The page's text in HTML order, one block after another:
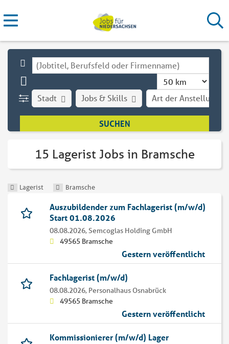
Stadt Art der Anstellung
Jobs & Skills
15 Lagerist Jobs in Bramsche
Lagerist Bramsche
Auszubildender zum Fachlagerist (m/w/d)
Start 01.08.2026
08.08.2026,Semcoglas Holding GmbH
49565 Bramsche
Gestern veröffentlicht
Fachlagerist (m/w/d)
08.08.2026, Personalhaus Osnabrück
49565 Bramsche
Gestern veröffentlicht
Kommissionierer (m/w/d) Lager